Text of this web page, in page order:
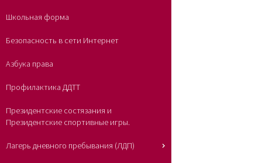
Школьная форма
Безопасность в сети Интернет
Азбука права
Профилактика ДДТТ
Президентские состязания и
Президентские спортивные игры.
Лагерь дневного пребывания (ЛДП)